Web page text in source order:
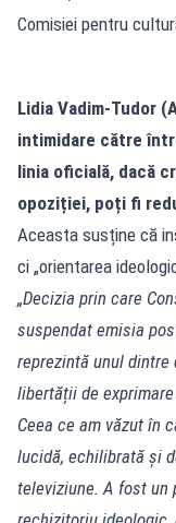
Comisiei pentru
Lidia Vadim-Tudor
intimidare către
linia oficială, dacă
opoziției, poți fi
Aceasta susține că
ci „orientarea
„Decizia prin care
suspendat emisia
reprezintă unul dintre
libertății de
Ceea ce am văzut în
lucidă, echilibrată și
televiziune. A fost un